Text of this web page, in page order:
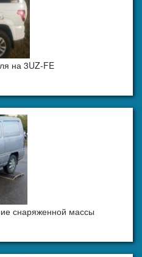
на 3UZ-FE
снаряженной массы